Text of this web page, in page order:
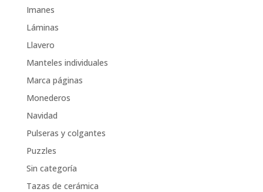
Imanes
Láminas
Llavero
Manteles individuales
Marca páginas
Monederos
Navidad
Pulseras y colgantes
Puzzles
Sin categoría
Tazas de cerámica